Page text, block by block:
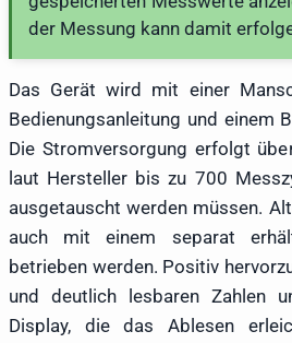
der Messung kann damit
Das Gerät wird mit einer
Bedienungsanleitung und einem
Die Stromversorgung erfolgt
laut Hersteller bis zu 700
ausgetauscht werden müssen.
auch mit einem separat
betrieben werden. Positiv
und deutlich lesbaren Zahlen
Display, die das Ablesen